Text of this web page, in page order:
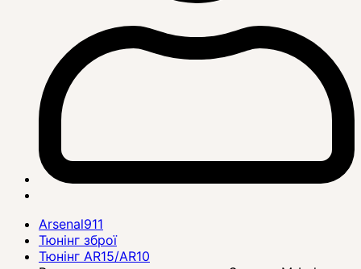
Arsenal911
Тюнінг зброї
Тюнінг AR15/AR10